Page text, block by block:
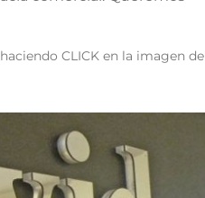
haciendo CLICK en la imagen de